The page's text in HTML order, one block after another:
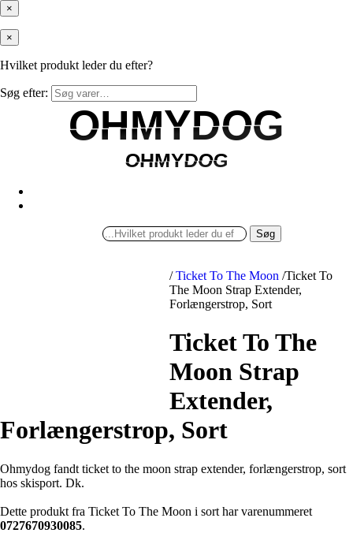
×
×
Hvilket produkt leder du efter?
Søg efter:
OHMYDOG
OHMYDOG
OHMYDOG
OHMYDOG
Søg
/ Ticket To The Moon /Ticket To
The Moon Strap Extender,
Forlængerstrop, Sort
Ticket To The
Moon Strap
Extender,
Forlængerstrop, Sort
Ohmydog fandt ticket to the moon strap extender, forlængerstrop, sort
hos skisport. Dk.
Dette produkt fra Ticket To The Moon i sort har varenummeret
0727670930085.